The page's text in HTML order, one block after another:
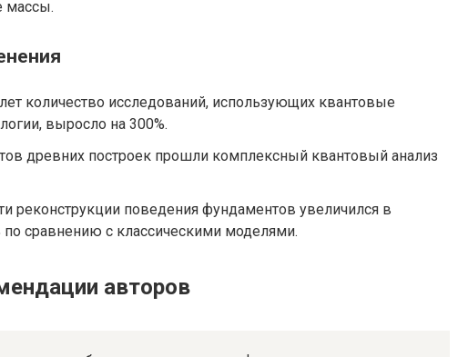
массы.
количество исследований, использующих квантовые
выросло на 300%.
древних построек прошли комплексный квантовый анализ
реконструкции поведения фундаментов увеличился в
по сравнению с классическими моделями.
авторов